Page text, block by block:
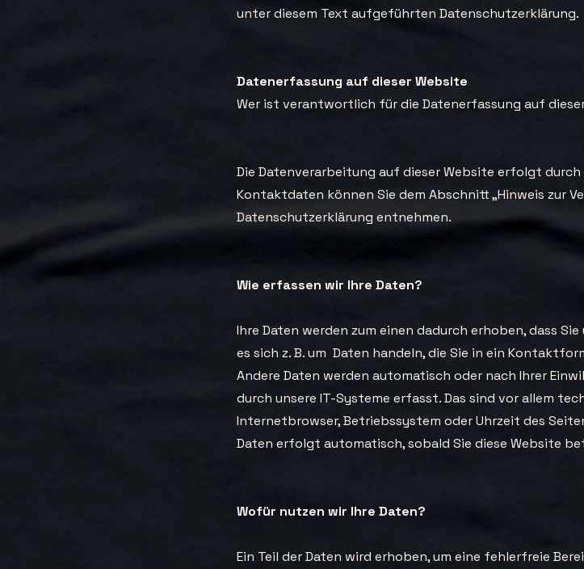
unter diesem Text aufgeführten Datenschutzerklärung.
Datenerfassung auf dieser Website
Wer ist verantwortlich für die Datenerfassung auf
Die Datenverarbeitung auf dieser Website erfolgt
Kontaktdaten können Sie dem Abschnitt „Hinweis zur
Datenschutzerklärung entnehmen.
Wie erfassen wir Ihre Daten?
Ihre Daten werden zum einen dadurch erhoben, dass
es sich z. B. um Daten handeln, die Sie in ein
Andere Daten werden automatisch oder nach Ihrer
durch unsere IT-Systeme erfasst. Das sind vor allem
Internetbrowser, Betriebssystem oder Uhrzeit des
Daten erfolgt automatisch, sobald Sie diese Website
Wofür nutzen wir Ihre Daten?
Ein Teil der Daten wird erhoben, um eine fehlerfreie